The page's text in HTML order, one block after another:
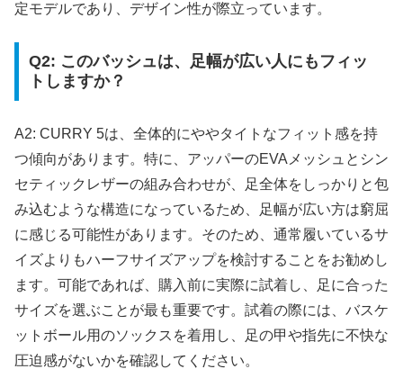
定モデルであり、デザイン性が際立っています。
Q2: このバッシュは、足幅が広い人にもフィッ
トしますか？
A2: CURRY 5は、全体的にややタイトなフィット感を持
つ傾向があります。特に、アッパーのEVAメッシュとシン
セティックレザーの組み合わせが、足全体をしっかりと包
み込むような構造になっているため、足幅が広い方は窮屈
に感じる可能性があります。そのため、通常履いているサ
イズよりもハーフサイズアップを検討することをお勧めし
ます。可能であれば、購入前に実際に試着し、足に合った
サイズを選ぶことが最も重要です。試着の際には、バスケ
ットボール用のソックスを着用し、足の甲や指先に不快な
圧迫感がないかを確認してください。